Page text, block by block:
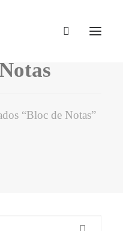
“Bloc de Notas”